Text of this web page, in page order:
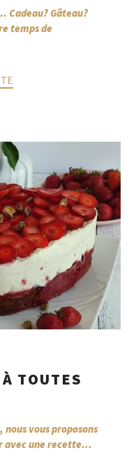
Cadeau? Gâteau?
temps de
TOUTES
vous proposons
avec une recette...